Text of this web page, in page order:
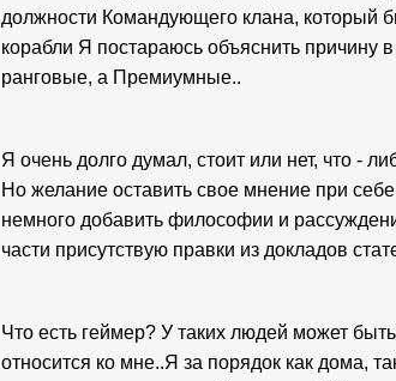
должности Командующего клана,
корабли Я постараюсь объяснить причину
ранговые, а Премиумные..
Я очень долго думал, стоит или нет, что -
Но желание оставить свое мнение при
немного добавить философии и
части присутствую правки из докладов
Что есть геймер? У таких людей может
относится ко мне..Я за порядок как дома,